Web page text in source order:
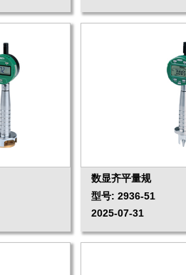
数显齐平量规
型号: 2936-51
2025-07-31